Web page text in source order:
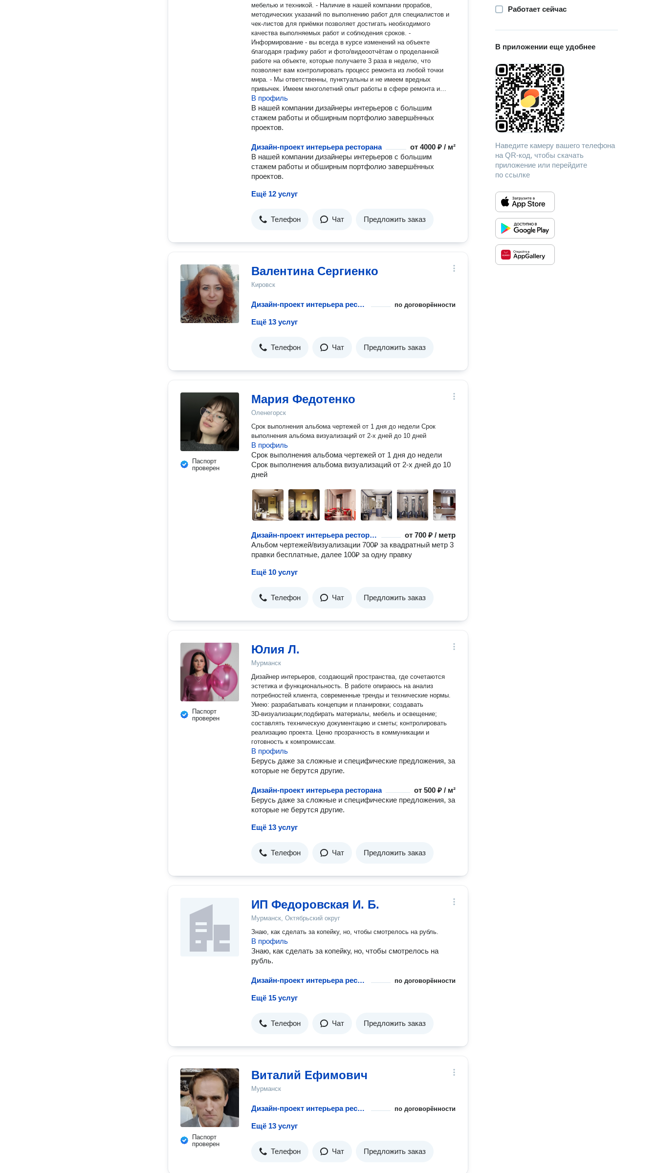
мебелью и техникой. - Наличие в нашей компании прорабов,
методических указаний по выполнению работ для специалистов и
чек-листов для приёмки позволяет достигать необходимого
качества выполняемых работ и соблюдения сроков. -
Информирование - вы всегда в курсе изменений на объекте
благодаря графику работ и фото/видеоотчётам о проделанной
работе на объекте, которые получаете 3 раза в неделю, что
позволяет вам контролировать процесс ремонта из любой точки
мира. - Мы ответственны, пунктуальны и не имеем вредных
привычек. Имеем многолетний опыт работы в сфере ремонта и
монтажа. Даём гарантию на наши услуги и товары. Юридически
оформлены - заключаем договоры, составляем сметы и акты,
платим налоги. - Мы отремонтировали более 3500 кв. метров
недвижимости. Работаем и по дизайн-проекту, и делаем простую
находим варианты воплощения в жизнь даже самых смелых идей
нашего клиента. - Работаем с соблюдением всех необходимых
ГОСТов, СНИПов, правил, нормативов, законов и требований.
Имеем дипломы по всем рабочим специальностям и все
необходимые группы допуска по электробезопасности. Заказывайте
ремонтные работы в "Розетке" – мы делаем свою работу аккуратно,
качественно, в срок, а также даём на неё гарантию, подкреплённую
В профиль
В нашей компании дизайнеры интерьеров с большим
стажем работы и обширным портфолио завершённых
проектов.
Дизайн-проект интерьера ресторана от4000 ₽ / м²
В нашей компании дизайнеры интерьеров с большим
стажем работы и обширным портфолио завершённых
проектов.
Ещё 12 услуг
Телефон Чат Предложить заказ
Валентина Сергиенко
Кировск
Дизайн-проект интерьера ресторана по договорённости
Ещё 13 услуг
Телефон Чат Предложить заказ
Паспорт
проверен
Мария Федотенко
Оленегорск
Срок выполнения альбома чертежей от 1 дня до недели Срок
выполнения альбома визуализаций от 2-х дней до 10 дней
В профиль
Срок выполнения альбома чертежей от 1 дня до недели
Срок выполнения альбома визуализаций от 2-х дней до 10
дней
Дизайн-проект интерьера ресторана от700 ₽ / метр
Альбом чертежей/визуализации 700₽ за квадратный метр 3
правки бесплатные, далее 100₽ за одну правку
Ещё 10 услуг
Телефон Чат Предложить заказ
Паспорт
проверен
Юлия Л.
Мурманск
Дизайнер интерьеров, создающий пространства, где сочетаются
эстетика и функциональность. В работе опираюсь на анализ
потребностей клиента, современные тренды и технические нормы.
Умею: разрабатывать концепции и планировки; создавать
3D‑визуализации;подбирать материалы, мебель и освещение;
составлять техническую документацию и сметы; контролировать
реализацию проекта. Ценю прозрачность в коммуникации и
готовность к компромиссам.
В профиль
Берусь даже за сложные и специфические предложения, за
которые не берутся другие.
Дизайн-проект интерьера ресторана от500 ₽ / м²
Берусь даже за сложные и специфические предложения, за
которые не берутся другие.
Ещё 13 услуг
Телефон Чат Предложить заказ
ИП Федоровская И. Б.
Мурманск, Октябрьский округ
Знаю, как сделать за копейку, но, чтобы смотрелось на рубль.
В профиль
Знаю, как сделать за копейку, но, чтобы смотрелось на
рубль.
Дизайн-проект интерьера ресторана по договорённости
Ещё 15 услуг
Телефон Чат Предложить заказ
Паспорт
проверен
Виталий Ефимович
Мурманск
Дизайн-проект интерьера ресторана по договорённости
Ещё 13 услуг
Телефон Чат Предложить заказ
Работает сейчас
В приложении еще удобнее
Наведите камеру вашего телефона
на QR-код, чтобы скачать
приложение или перейдите
по ссылке